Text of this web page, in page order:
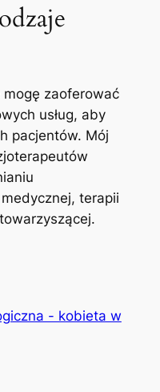
zaoferować
usług, aby
pacjentów. Mój
terapii